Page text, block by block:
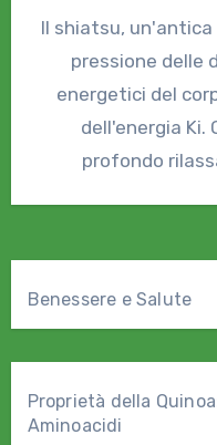
Il shiatsu,
pressione delle
energetici del
dell'energia Ki.
profondo
Benessere e Salute
Proprietà della
Aminoacidi